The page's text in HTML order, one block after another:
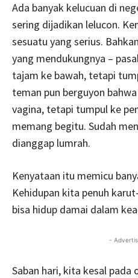
Ada banyak kelucuan di
sering dijadikan lelucon.
sesuatu yang serius.
yang mendukungnya –
tajam ke bawah, tetapi
teman pun berguyon
vagina, tetapi tumpul ke
memang begitu. Sudah
dianggap lumrah.
Kenyataan itu memicu
Kehidupan kita penuh
bisa hidup damai dalam
-
Saban hari, kita kesal